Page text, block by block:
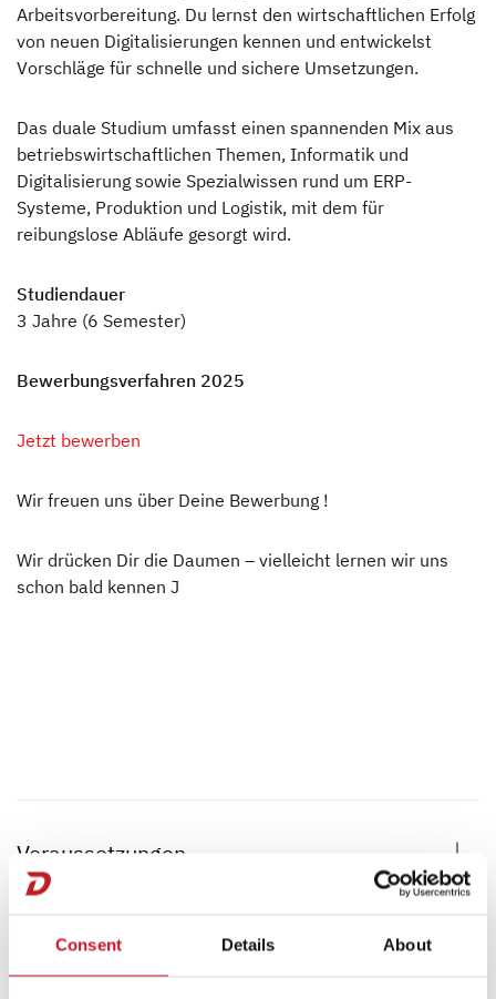
Consent Details About
Arbeitsvorbereitung. Du lernst den wirtschaftlichen Erfolg
von neuen Digitalisierungen kennen und entwickelst
Vorschläge für schnelle und sichere Umsetzungen.
Das duale Studium umfasst einen spannenden Mix aus
betriebswirtschaftlichen Themen, Informatik und
Digitalisierung sowie Spezialwissen rund um ERP-
Systeme, Produktion und Logistik, mit dem für
reibungslose Abläufe gesorgt wird.
Studiendauer
3 Jahre (6 Semester)
Bewerbungsverfahren 2025
Jetzt bewerben
Wir freuen uns über Deine Bewerbung !
Wir drücken Dir die Daumen – vielleicht lernen wir uns
schon bald kennen J
Voraussetzungen
Allgemeine oder fachgebundene Hochschulreife
Großes Interesse an der Digitalisierung